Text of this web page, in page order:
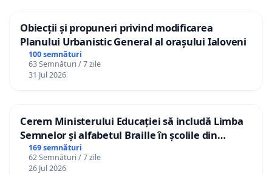
Obiecții și propuneri privind modificarea
Planului Urbanistic General al orașului Ialoveni
100 semnături
63 Semnături / 7 zile
31 Jul 2026
Cerem Ministerului Educației să includă Limba
Semnelor și alfabetul Braille în școlile din
Republica Moldova!
169 semnături
62 Semnături / 7 zile
26 Jul 2026